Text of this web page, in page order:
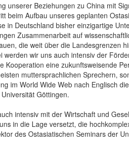
unserer Beziehungen zu China mit
beim Aufbau unseres geplanten
in Deutschland bisher einzigartige
Zusammenarbeit auf
die weit über die Landesgrenzen
wir uns auch intensiv der
eine zukunftsweisende
muttersprachlichen Sprechern,
im World Wide Web nach Englisch
Göttingen.
intensiv mit der Wirtschaft und
in die Lage versetzt, die
des Ostasiatischen Seminars der